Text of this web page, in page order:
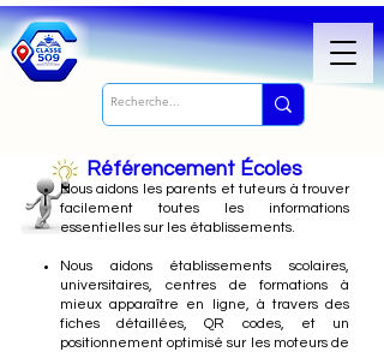
Référencement Écoles
Nousaidons les parents et tuteurs à trouver
facilement toutes les informations
essentielles sur les établissements.
Nous aidons établissements scolaires,
universitaires, centres de formations à
mieux apparaître en ligne, à travers des
fiches détaillées, QR codes, et un
positionnement optimisé sur les moteurs de